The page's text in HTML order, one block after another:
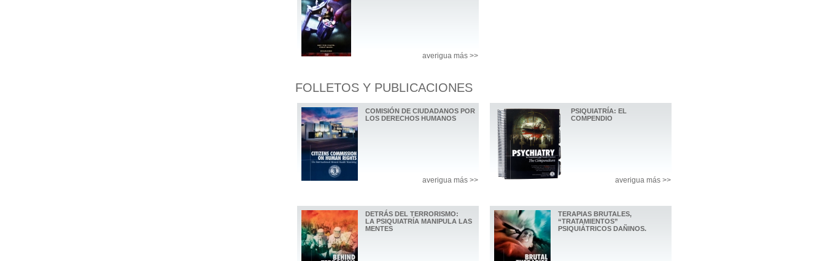
averigua más >>
FOLLETOS Y PUBLICACIONES
COMISIÓN DE CIUDADANOS POR
LOS DERECHOS HUMANOS
averigua más >>
PSIQUIATRÍA: EL
COMPENDIO
averigua más >>
DETRÁS DEL TERRORISMO:
LA PSIQUIATRÍA MANIPULA LAS
MENTES
TERAPIAS BRUTALES,
“TRATAMIENTOS”
PSIQUIÁTRICOS DAÑINOS.